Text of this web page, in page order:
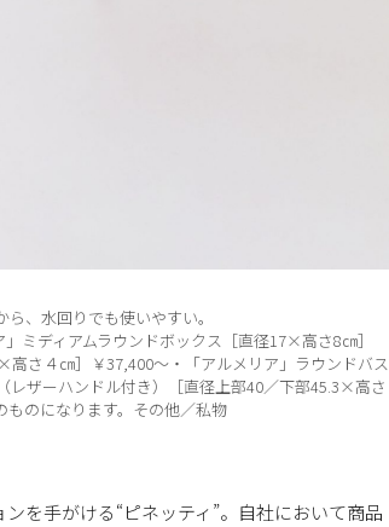
、水回りでも使いやすい。
ミディアムラウンドボックス［直径17×高さ8㎝］
さ４㎝］￥37,400〜・「アルメリア」ラウンドバス
ザーハンドル付き）［直径上部40／下部45.3×高さ
のになります。その他／私物
を手がける“ピネッティ”。自社において商品